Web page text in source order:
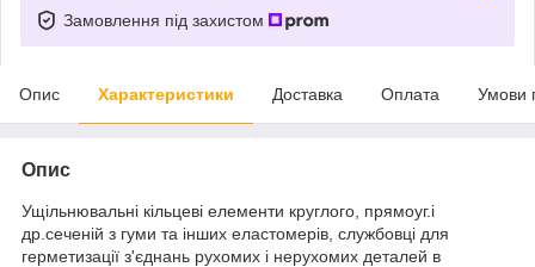
Замовлення під захистом
Опис Характеристики Доставка Оплата Умови
Опис
Ущільнювальні кільцеві елементи круглого, прямоуг.і
др.сеченій з гуми та інших еластомерів, службовці для
герметизації з'єднань рухомих і нерухомих деталей в